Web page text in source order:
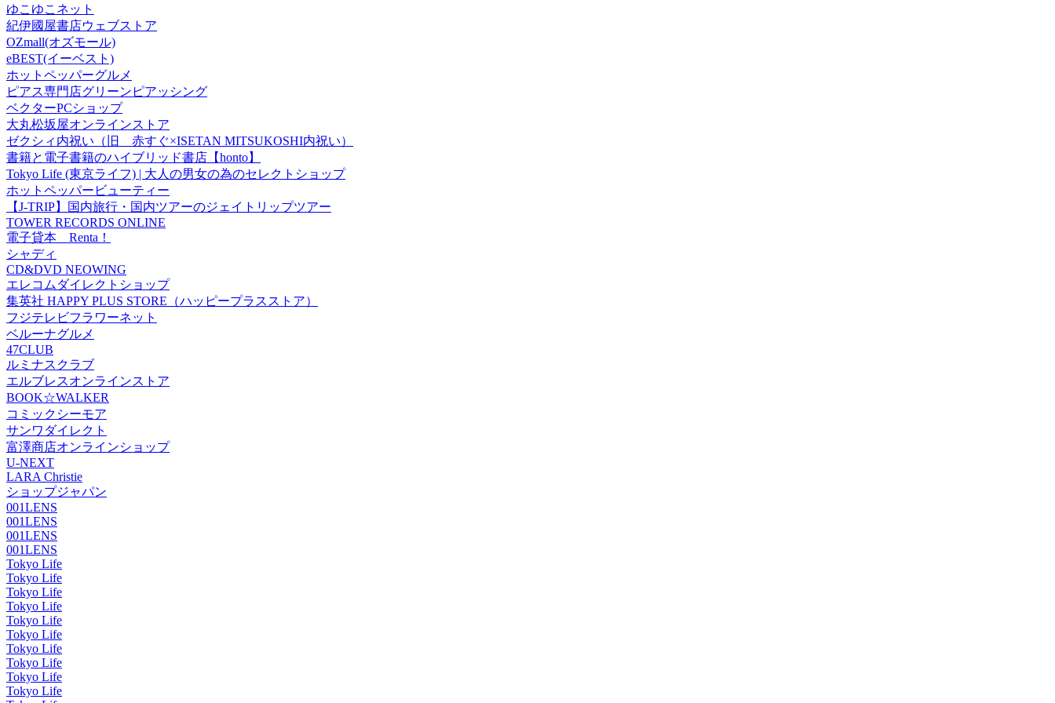
ゆこゆこネット
紀伊國屋書店ウェブストア
OZmall(オズモール)
eBEST(イーベスト)
ホットペッパーグルメ
ピアス専門店グリーンピアッシング
ベクターPCショップ
大丸松坂屋オンラインストア
ゼクシィ内祝い（旧 赤すぐ×ISETAN MITSUKOSHI内祝い）
書籍と電子書籍のハイブリッド書店【honto】
Tokyo Life (東京ライフ) | 大人の男女の為のセレクトショップ
ホットペッパービューティー
【J-TRIP】国内旅行・国内ツアーのジェイトリップツアー
TOWER RECORDS ONLINE
電子貸本 Renta！
シャディ
CD&DVD NEOWING
エレコムダイレクトショップ
集英社 HAPPY PLUS STORE（ハッピープラスストア）
フジテレビフラワーネット
ベルーナグルメ
47CLUB
ルミナスクラブ
エルブレスオンラインストア
BOOK☆WALKER
コミックシーモア
サンワダイレクト
富澤商店オンラインショップ
U-NEXT
LARA Christie
ショップジャパン
001LENS
001LENS
001LENS
001LENS
Tokyo Life
Tokyo Life
Tokyo Life
Tokyo Life
Tokyo Life
Tokyo Life
Tokyo Life
Tokyo Life
Tokyo Life
Tokyo Life